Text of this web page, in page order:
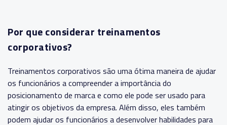
Por que considerar treinamentos
corporativos?
Treinamentos corporativos são uma ótima maneira de ajudar
os funcionários a compreender a importância do
posicionamento de marca e como ele pode ser usado para
atingir os objetivos da empresa. Além disso, eles também
podem ajudar os funcionários a desenvolver habilidades para